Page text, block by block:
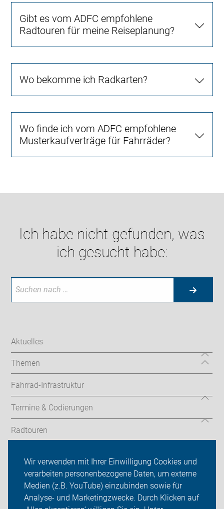
Wir verwenden mit Ihrer Einwilligung Cookies und
verarbeiten personenbezogene Daten, um externe
Medien (z.B. YouTube) einzubinden sowie für
Analyse- und Marketingzwecke. Durch Klicken auf
Gibt es vom ADFC empfohlene
Radtouren für meine Reiseplanung?
Wo bekomme ich Radkarten?
Wo finde ich vom ADFC empfohlene
Musterkaufverträge für Fahrräder?
Ich habe nicht gefunden, was
ich gesucht habe:
Aktuelles
Themen
Fahrrad-Infrastruktur
Termine & Codierungen
Radtouren
Über uns
Sei dabei